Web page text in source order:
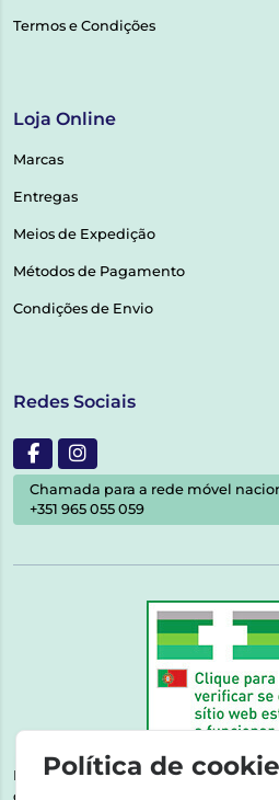
Termos e Condições
Loja Online
Marcas
Entregas
Meios de Expedição
Métodos de Pagamento
Condições de Envio
Redes Sociais
Chamada para a rede móvel
+351 965 055 059
Esta farmácia encontra-se
dispensa de medicamentos e
Política de